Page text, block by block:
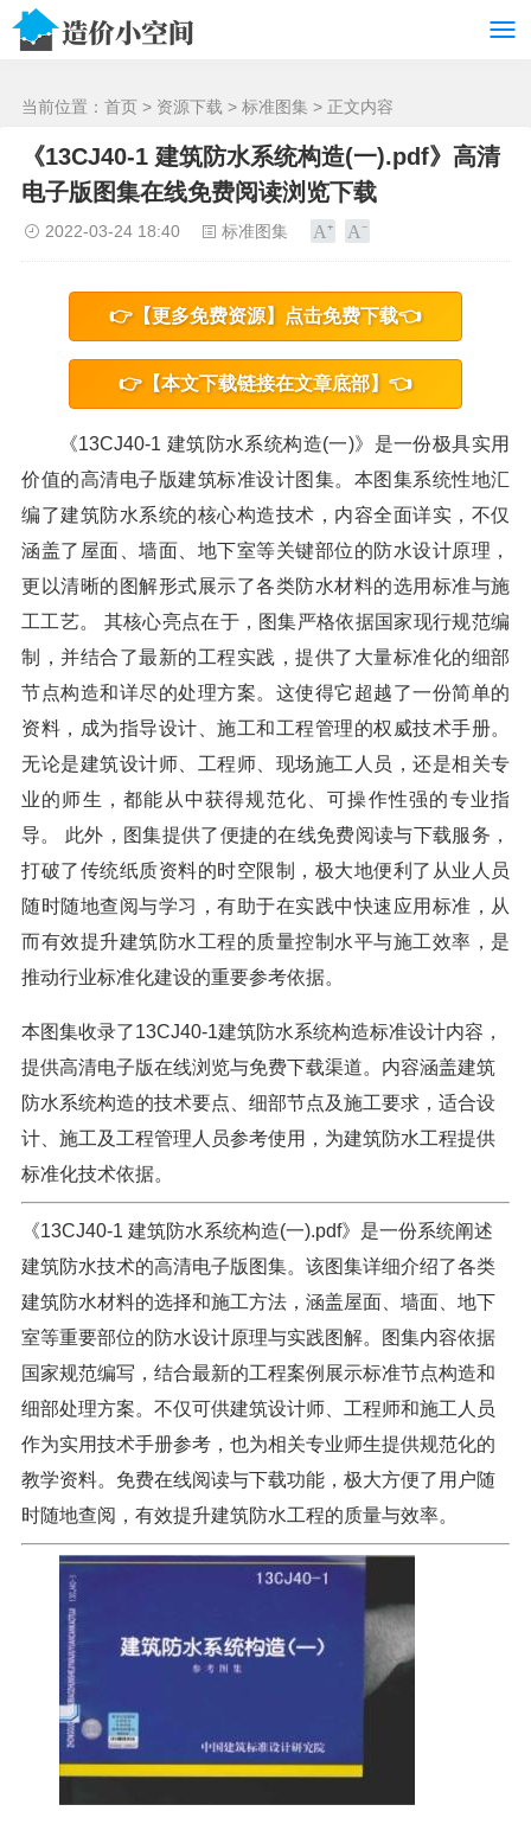
当前位置： 首页 > 资源下载 > 标准图集 > 正文内容
《13CJ40-1 建筑防水系统构造(一).pdf》高清
电子版图集在线免费阅读浏览下载
2022-03-24 18:40 标准图集
👉【更多免费资源】点击免费下载👈
👉【本文下载链接在文章底部】👈
《13CJ40-1 建筑防水系统构造(一)》是一份极具实用
价值的高清电子版建筑标准设计图集。本图集系统性地汇
编了建筑防水系统的核心构造技术，内容全面详实，不仅
涵盖了屋面、墙面、地下室等关键部位的防水设计原理，
更以清晰的图解形式展示了各类防水材料的选用标准与施
工工艺。 其核心亮点在于，图集严格依据国家现行规范编
制，并结合了最新的工程实践，提供了大量标准化的细部
节点构造和详尽的处理方案。这使得它超越了一份简单的
资料，成为指导设计、施工和工程管理的权威技术手册。
无论是建筑设计师、工程师、现场施工人员，还是相关专
业的师生，都能从中获得规范化、可操作性强的专业指
导。 此外，图集提供了便捷的在线免费阅读与下载服务，
打破了传统纸质资料的时空限制，极大地便利了从业人员
随时随地查阅与学习，有助于在实践中快速应用标准，从
而有效提升建筑防水工程的质量控制水平与施工效率，是
推动行业标准化建设的重要参考依据。
本图集收录了13CJ40-1建筑防水系统构造标准设计内容，
提供高清电子版在线浏览与免费下载渠道。内容涵盖建筑
防水系统构造的技术要点、细部节点及施工要求，适合设
计、施工及工程管理人员参考使用，为建筑防水工程提供
标准化技术依据。
《13CJ40-1 建筑防水系统构造(一).pdf》是一份系统阐述
建筑防水技术的高清电子版图集。该图集详细介绍了各类
建筑防水材料的选择和施工方法，涵盖屋面、墙面、地下
室等重要部位的防水设计原理与实践图解。图集内容依据
国家规范编写，结合最新的工程案例展示标准节点构造和
细部处理方案。不仅可供建筑设计师、工程师和施工人员
作为实用技术手册参考，也为相关专业师生提供规范化的
教学资料。免费在线阅读与下载功能，极大方便了用户随
时随地查阅，有效提升建筑防水工程的质量与效率。